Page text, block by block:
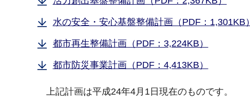
水の安全・安心基盤整備計画（PDF：1,301KB）
都市再生整備計画（PDF：3,224KB）
都市防災事業計画（PDF：4,413KB）
上記計画は平成24年4月1日現在のものです。